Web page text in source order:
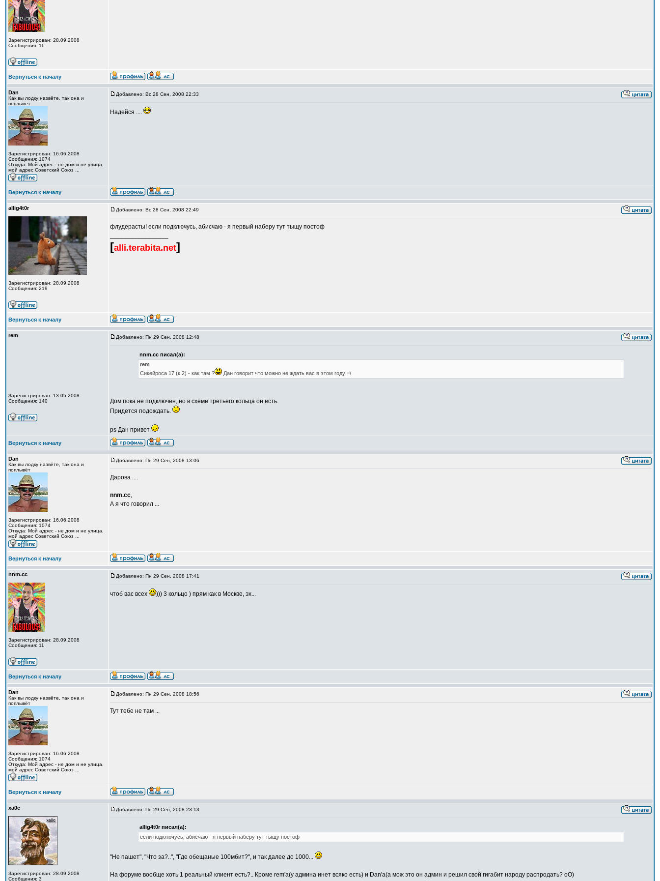
Зарегистрирован: 28.09.2008
Сообщения: 11
Вернуться к началу
Dan
Как вы лодку назвёте, так она и
поплывёт
Зарегистрирован: 16.06.2008
Сообщения: 1074
Откуда: Мой адрес - не дом и не улица,
мой адрес Советский Союз ...
Добавлено: Вс 28 Сен, 2008 22:33
Надейся ....
Вернуться к началу
allig4t0r
Зарегистрирован: 28.09.2008
Сообщения: 219
Добавлено: Вс 28 Сен, 2008 22:49
флудерасты! если подключусь, абисчаю - я первый наберу тут тыщу постоф
[alli.terabita.net]
Вернуться к началу
rem
Зарегистрирован: 13.05.2008
Сообщения: 140
Добавлено: Пн 29 Сен, 2008 12:48
nnm.cc писал(а):
rem
Сикейроса 17 (к.2) - как там ?
Дан говорит что можно не ждать вас в этом году =\
Дом пока не подключен, но в схеме третьего кольца он есть.
Придется подождать.
ps Дан привет
Вернуться к началу
Dan
Как вы лодку назвёте, так она и
поплывёт
Зарегистрирован: 16.06.2008
Сообщения: 1074
Откуда: Мой адрес - не дом и не улица,
мой адрес Советский Союз ...
Добавлено: Пн 29 Сен, 2008 13:06
Дарова ....
nnm.cc,
А я что говорил ...
Вернуться к началу
nnm.cc
Зарегистрирован: 28.09.2008
Сообщения: 11
Добавлено: Пн 29 Сен, 2008 17:41
чтоб вас всех ))) 3 кольцо ) прям как в Москве, эх...
Вернуться к началу
Dan
Как вы лодку назвёте, так она и
поплывёт
Зарегистрирован: 16.06.2008
Сообщения: 1074
Откуда: Мой адрес - не дом и не улица,
мой адрес Советский Союз ...
Добавлено: Пн 29 Сен, 2008 18:56
Тут тебе не там ...
Вернуться к началу
xa0c
Зарегистрирован: 28.09.2008
Сообщения: 3
Добавлено: Пн 29 Сен, 2008 23:13
allig4t0r писал(а):
если подключусь, абисчаю - я первый наберу тут тыщу постоф
"Не пашет", "Что за?..", "Где обещаные 100мбит?", и так далее до 1000...
На форуме вообще хоть 1 реальный клиент есть?.. Кроме rem'a(у админа инет всяко есть) и Dan'a(а мож это он админ и решил свой гигабит народу распродать? оО)